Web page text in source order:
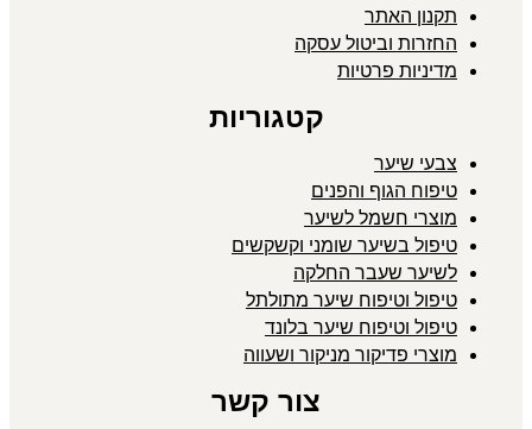
תקנון האתר
החזרות וביטול עסקה
מדיניות פרטיות
קטגוריות
צבעי שיער
טיפוח הגוף והפנים
מוצרי חשמל לשיער
טיפול בשיער שומני וקשקשים
לשיער שעבר החלקה
טיפול וטיפוח שיער מתולתל
טיפול וטיפוח שיער בלונד
מוצרי פדיקור מניקור ושעווה
צור קשר